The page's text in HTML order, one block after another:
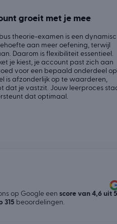
groeit met je mee
theorie-examen is een
aan meer oefening, terwijl
Daarom is flexibiliteit essentieel.
je kiest, je account past zich aan
voor een bepaald onderdeel
is afzonderlijk op te waarderen,
dat je vastzit. Jouw leerproces
dat optimaal.
op Google een score van 4,6 uit 5
315 beoordelingen.